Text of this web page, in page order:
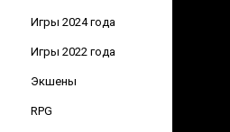
Игры 2024 года
Игры 2022 года
Экшены
RPG